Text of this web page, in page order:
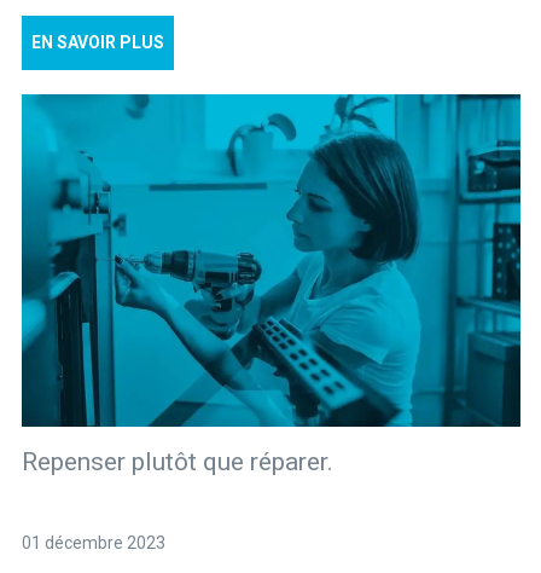
EN SAVOIR PLUS
Repenser plutôt que réparer.
01 décembre 2023